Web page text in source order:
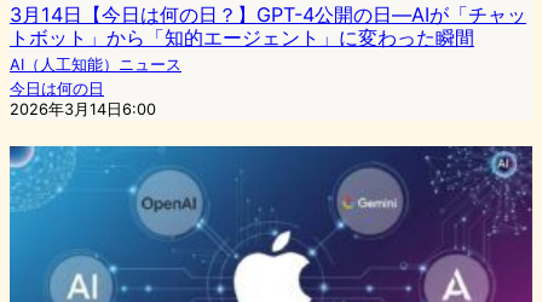
3月14日【今日は何の日？】GPT-4公開の日―AIが「チャッ
トボット」から「知的エージェント」に変わった瞬間
AI（人工知能）ニュース
今日は何の日
2026年3月14日6:00